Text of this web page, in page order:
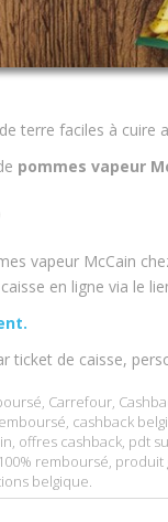
terre faciles à cuire
pommes vapeur
vapeur McCain
en ligne via le
ticket de caisse,
, Carrefour,
, cashback
, offres cashback, pdt
remboursé, produit
belgique.